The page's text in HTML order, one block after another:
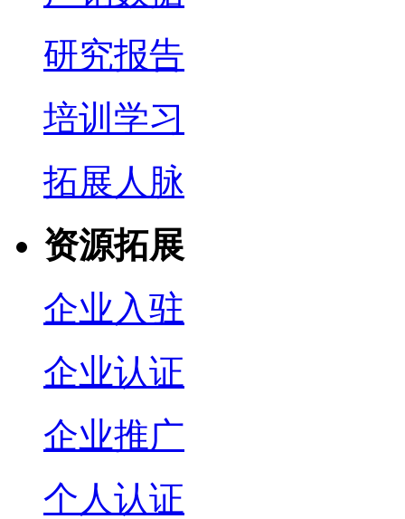
研究报告
培训学习
拓展人脉
资源拓展
企业入驻
企业认证
企业推广
个人认证